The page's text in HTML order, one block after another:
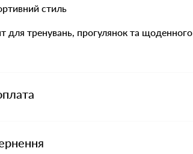
стиль
для тренувань, прогулянок та щоденного